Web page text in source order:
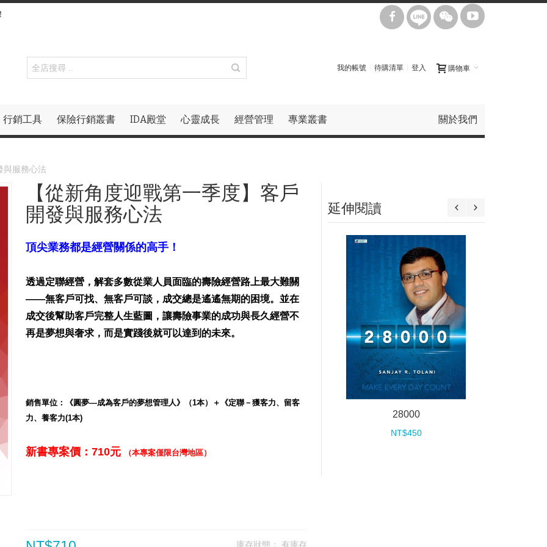
購物車
我的帳號 待購清單 登入
行銷工具 保險行銷叢書 IDA殿堂 心靈成長 經營管理 專業叢書 關於我們
與服務心法
【從新角度迎戰第一季度】客戶
開發與服務心法
頂尖業務都是經營關係的高手！
透過定聯經營，解套多數從業人員面臨的壽險經營路上最大難關
――無客戶可找、無客戶可談，成交總是遙遙無期的困境。並在
成交後幫助客戶完整人生藍圖， 讓壽險事業的成功與長久經營不
再是夢想與奢求，而是實踐後就可以達到的未來。
銷售單位：《圓夢—成為客戶的夢想管理人》 （1本）
＋《定聯－獲客力、留客
力、養客力(1本)
新書專案價：710元 （本專案僅限台灣地區）
庫存狀態：有庫存
延伸閱讀
28000
NT$450